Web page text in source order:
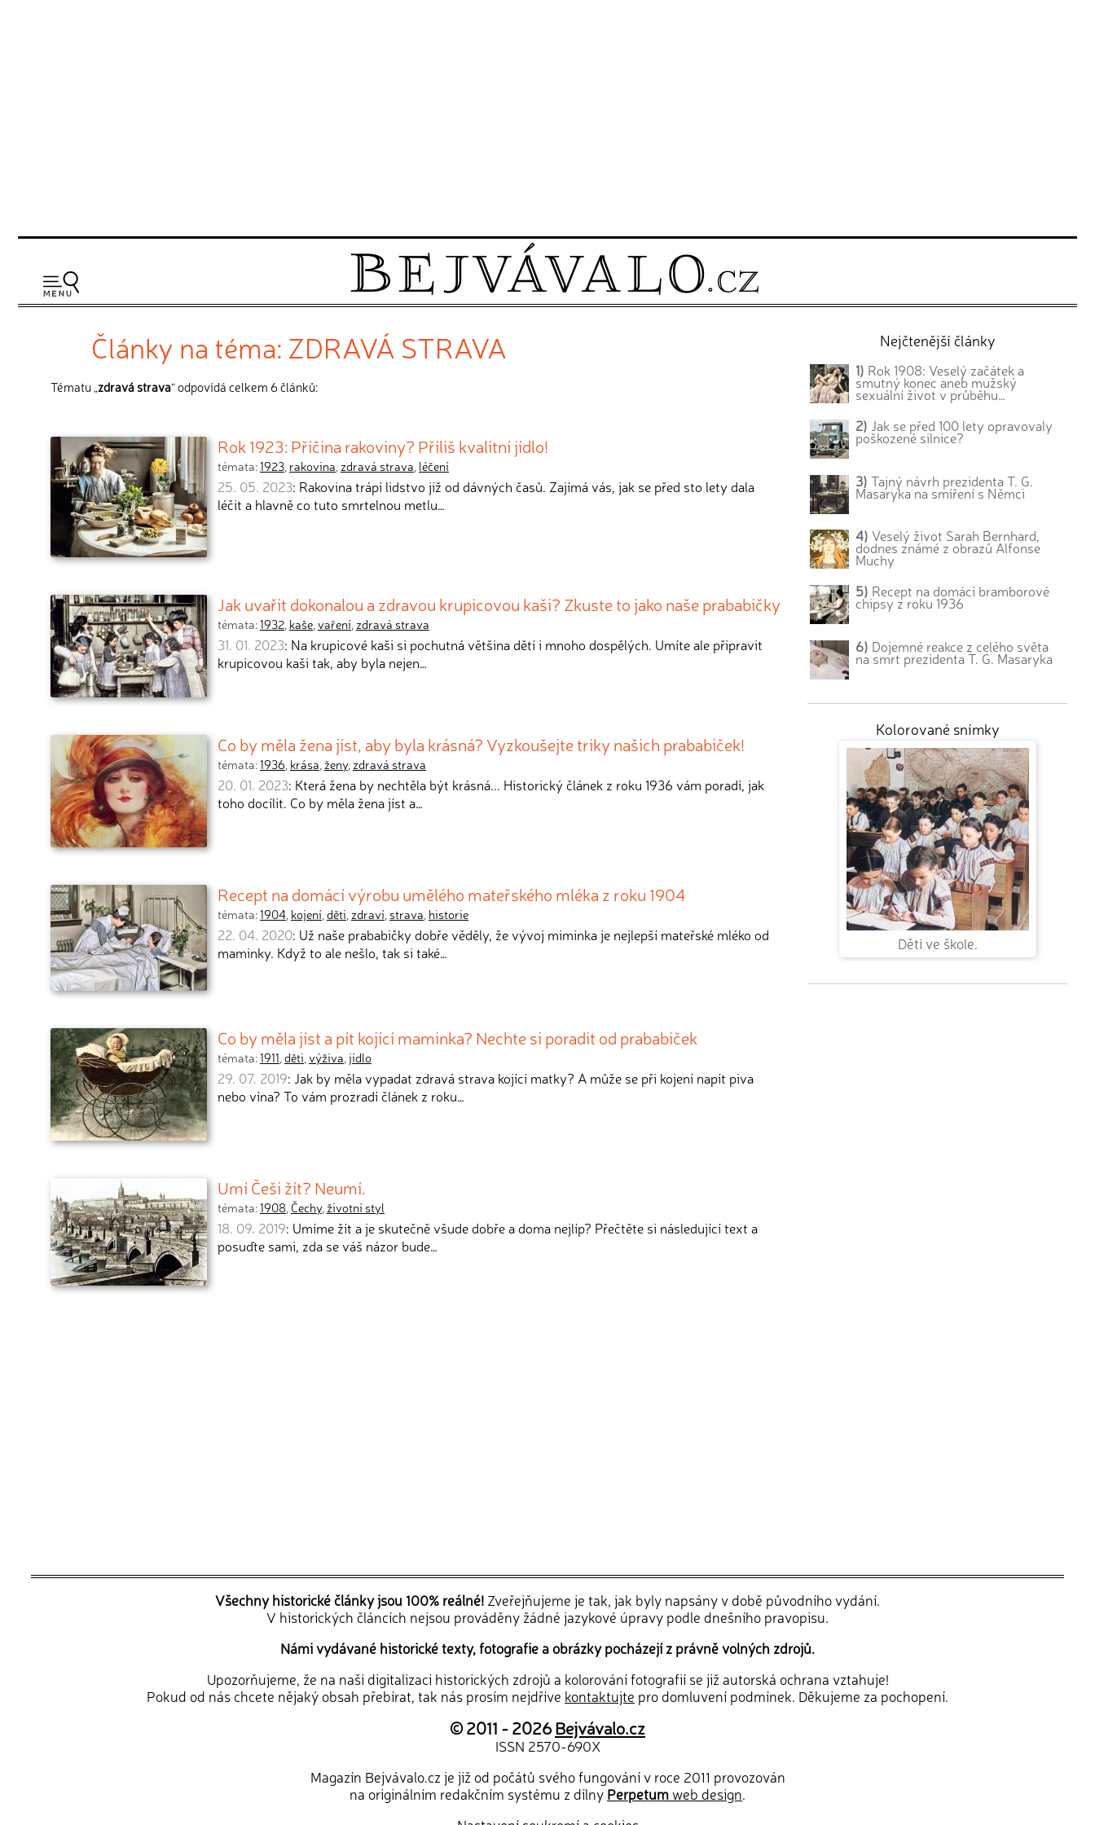
Články na téma: ZDRAVÁ STRAVA
Tématu „zdravá strava“ odpovídá celkem 6 článků:
Rok 1923: Příčina rakoviny? Příliš kvalitní jídlo!
témata:1923, rakovina, zdravá strava, léčení
25. 05. 2023: Rakovina trápí lidstvo již od dávných časů. Zajímá vás, jak se před sto lety dala
léčit a hlavně co tuto smrtelnou metlu…
Jak uvařit dokonalou a zdravou krupicovou kaši? Zkuste to jako naše prababičky
témata:1932, kaše,vaření, zdravá strava
31. 01. 2023: Na krupicové kaši si pochutná většina dětí i mnoho dospělých. Umíte ale připravit
krupicovou kaši tak, aby byla nejen…
Co by měla žena jíst, aby byla krásná? Vyzkoušejte triky našich prababiček!
témata:1936, krása, ženy, zdravá strava
20. 01. 2023: Která žena by nechtěla být krásná... Historický článek z roku 1936 vám poradí, jak
toho docílit. Co by měla žena jíst a…
Recept na domácí výrobu umělého mateřského mléka z roku 1904
témata:1904, kojení,děti, zdraví, strava, historie
22. 04. 2020: Už naše prababičky dobře věděly, že vývoj miminka je nejlepší mateřské mléko od
maminky. Když to ale nešlo, tak si také…
Co by měla jíst a pít kojící maminka? Nechte si poradit od prababiček
témata:1911,děti,výživa,jídlo
29. 07. 2019: Jak by měla vypadat zdravá strava kojící matky? A může se při kojení napít piva
nebo vína? To vám prozradí článek z roku…
Umí Češi žít? Neumí.
témata:1908,Čechy, životní styl
18. 09. 2019: Umíme žít a je skutečně všude dobře a doma nejlíp? Přečtěte si následující text a
posuďte sami, zda se váš názor bude…
Nejčtenější články
1) Rok 1908: Veselý začátek a
smutný konec aneb mužský
sexuální život v průběhu…
2) Jak se před 100 lety opravovaly
poškozené silnice?
3) Tajný návrh prezidenta T. G.
Masaryka na smíření s Němci
4) Veselý život Sarah Bernhard,
dodnes známé z obrazů Alfonse
Muchy
5) Recept na domácí bramborové
chipsy z roku 1936
6) Dojemné reakce z celého světa
na smrt prezidenta T. G. Masaryka
Kolorované snímky
Děti ve škole.
Všechny historické články jsou 100% reálné! Zveřejňujeme je tak, jak byly napsány v době původního vydání.
V historických článcích nejsou prováděny žádné jazykové úpravy podle dnešního pravopisu.
Námi vydávané historické texty, fotografie a obrázky pocházejí z právně volných zdrojů.
Upozorňujeme, že na naši digitalizaci historických zdrojů a kolorování fotografií se již autorská ochrana vztahuje!
Pokud od nás chcete nějaký obsah přebírat, tak nás prosím nejdříve kontaktujte pro domluvení podmínek. Děkujeme za pochopení.
© 2011 - 2026Bejvávalo.cz
ISSN 2570-690X
Magazín Bejvávalo.cz je již od počátů svého fungování v roce 2011 provozován
na originálním redakčním systému z dílny Perpetumweb design.